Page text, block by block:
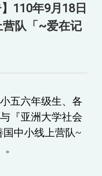
110年9月18日
队「~爱在记
五六年级生、各
『亚洲大学社会
中小线上营队~